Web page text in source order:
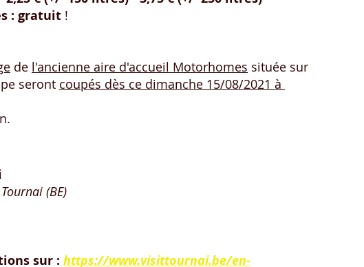
: gratuit !
de l'ancienne aire d'accueil Motorhomes située sur
seront coupés dès ce dimanche 15/08/2021 à
(BE)
sur : https://www.visittournai.be/en-